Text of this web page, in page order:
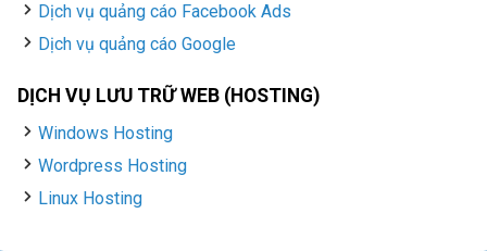
Dịch vụ quảng cáo Facebook Ads
Dịch vụ quảng cáo Google
DỊCH VỤ LƯU TRỮ WEB (HOSTING)
Windows Hosting
Wordpress Hosting
Linux Hosting